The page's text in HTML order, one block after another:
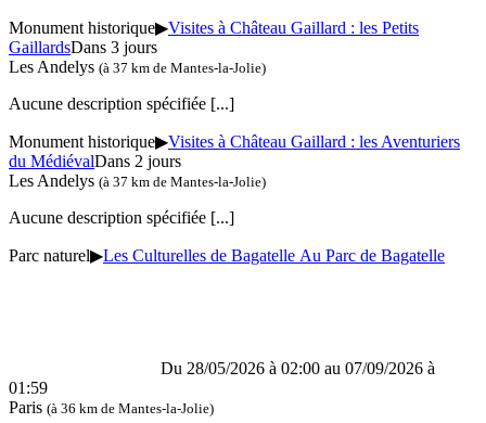
Monument historique▶Visites à Château Gaillard : les Petits
GaillardsDans 3 jours
Les Andelys (à 37 km de Mantes-la-Jolie)
Aucune description spécifiée [...]
Monument historique▶Visites à Château Gaillard : les Aventuriers
du MédiévalDans 2 jours
Les Andelys (à 37 km de Mantes-la-Jolie)
Aucune description spécifiée [...]
Parc naturel▶Les Culturelles de Bagatelle Au Parc de Bagatelle
Du 28/05/2026 à 02:00 au 07/09/2026 à
01:59
Paris (à 36 km de Mantes-la-Jolie)